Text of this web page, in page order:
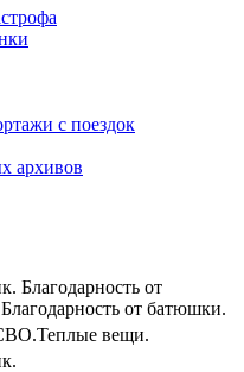
с поездок
архивов
Благодарность от
Благодарность от батюшки.
Теплые вещи.